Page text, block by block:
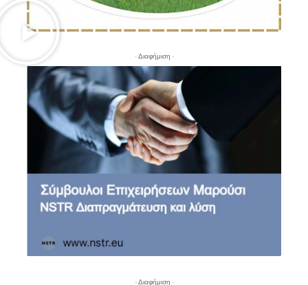
- Διαφήμιση -
- Διαφήμιση -